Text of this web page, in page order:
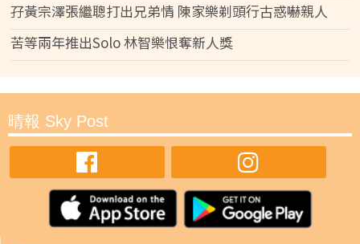
孖黃宗澤張繼聰打出兄弟情 陳家樂剃頭行古惑嚇親人
苦等兩年推出Solo 林智樂恨奪新人獎
晴報 Sky Post